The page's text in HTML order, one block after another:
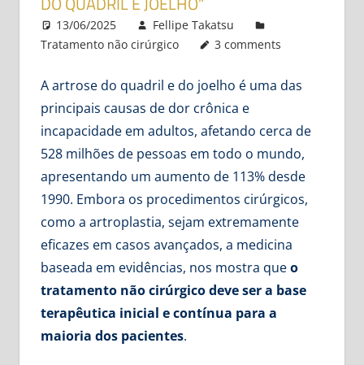
13/06/2025
Fellipe Takatsu
Tratamento não cirúrgico
3 comments
A artrose do quadril e do joelho é uma das
principais causas de dor crônica e
incapacidade em adultos, afetando cerca de
528 milhões de pessoas em todo o mundo,
apresentando um aumento de 113% desde
1990. Embora os procedimentos cirúrgicos,
como a artroplastia, sejam extremamente
eficazes em casos avançados, a medicina
baseada em evidências, nos mostra queo
tratamento não cirúrgico deve ser a base
terapêutica inicial e contínua para a
maioria dos pacientes.